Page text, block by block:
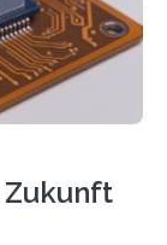
University,
Institut
das…
Zukunft